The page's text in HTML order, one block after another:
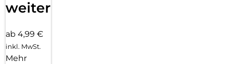
weiter
ab 4,99 €
inkl. MwSt.
Mehr